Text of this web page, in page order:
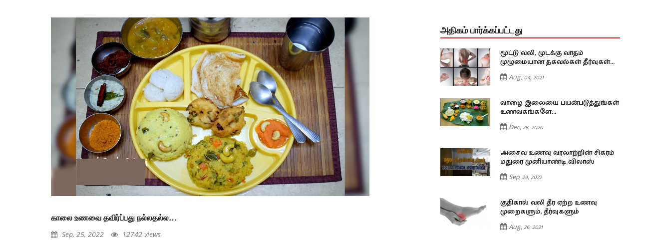
காலை உணவை தவிர்ப்பது நல்லதல்ல…
Sep, 25, 2022 12742 views
அதிகம் பார்க்கப்பட்டது
மூட்டு வலி, முடக்கு வாதம்
முழுமையான தகவல்கள் தீர்வுகள்...
Aug, 04, 2021
வாழை இலையை பயன்படுத்துங்கள்
உணவகங்களே...
Dec, 28, 2020
அசைவ உணவு வரலாற்றின் சிகரம்
மதுரை முனியாண்டி விலாஸ்
Sep, 29, 2022
முறைகளும், தீர்வுகளும்
மூட்டு வலி, முடக்கு வாதம்
முழுமையான தகவல்கள் தீர்வுகள்...
Aug, 04, 2021
வாழை இலையை பயன்படுத்துங்கள்
உணவகங்களே...
Dec, 28, 2020
அசைவ உணவு வரலாற்றின் சிகரம்
மதுரை முனியாண்டி விலாஸ்
Sep, 29, 2022
மூட்டு வலி, முடக்கு வாதம்
முழுமையான தகவல்கள் தீர்வுகள்...
Aug, 04, 2021
வாழை இலையை பயன்படுத்துங்கள்
உணவகங்களே...
Dec, 28, 2020
அசைவ உணவு வரலாற்றின் சிகரம்
மதுரை முனியாண்டி விலாஸ்
Sep, 29, 2022
குதிகால் வலி தீர ஏற்ற உணவு
முறைகளும், தீர்வுகளும்
Aug, 26, 2021